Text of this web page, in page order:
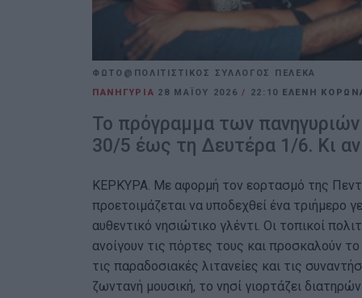
ΦΩΤΟ@ΠΟΛΙΤΙΣΤΙΚΟΣ ΣΥΛΛΟΓΟΣ ΠΕΛΕΚΑ
ΠΑΝΗΓΥΡΙΑ 28 ΜΑΪ́ΟΥ 2026/ 22:10 ΕΛΕΝΗ
Το πρόγραμμα των
30/5 έως τη Δευτέρα 1/6. Κι
ΚΕΡΚΥΡΑ. Με αφορμή τον εορτασμό της
προετοιμάζεται να υποδεχθεί ένα τριήμερο
αυθεντικό νησιώτικο γλέντι. Οι τοπικοί
ανοίγουν τις πόρτες τους και προσκαλούν
τις παραδοσιακές λιτανείες και τις
ζωντανή μουσική, το νησί γιορτάζει